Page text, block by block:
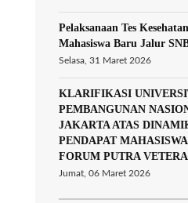
Pelaksanaan Tes
Mahasiswa Baru Jalur
Selasa, 31 Maret 2026
KLARIFIKASI
PEMBANGUNAN
JAKARTA ATAS
PENDAPAT
FORUM PUTRA
Jumat, 06 Maret 2026